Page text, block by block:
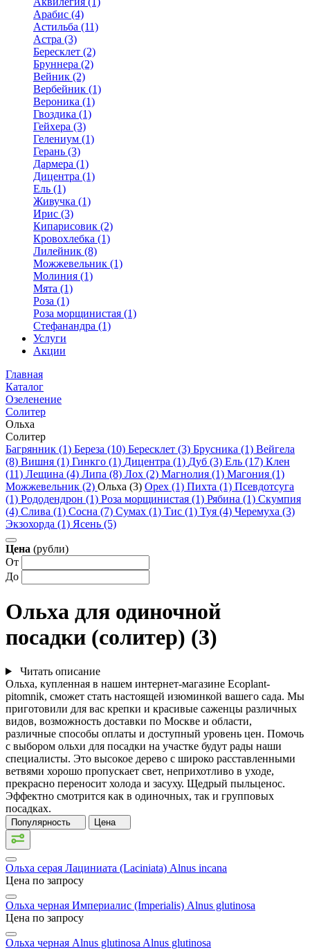
Арабис (4)
Астильба (11)
Астра (3)
Бересклет (2)
Бруннера (2)
Вейник (2)
Вербейник (1)
Вероника (1)
Гвоздика (1)
Гейхера (3)
Гелениум (1)
Герань (3)
Дармера (1)
Дицентра (1)
Ель (1)
Живучка (1)
Ирис (3)
Кипарисовик (2)
Кровохлебка (1)
Лилейник (8)
Можжевельник (1)
Молиния (1)
Мята (1)
Роза (1)
Роза морщинистая (1)
Стефанандра (1)
Услуги
Акции
Главная
Каталог
Озеленение
Солитер
Ольха
Солитер
Багрянник (1) Береза (10) Бересклет (3) Брусника (1) Вейгела
(8) Вишня (1) Гинкго (1) Дицентра (1) Дуб (3) Ель (17) Клен
(11) Лещина (4) Липа (8) Лох (2) Магнолия (1) Магония (1)
Можжевельник (2) Ольха (3) Орех (1) Пихта (1) Псевдотсуга
(1) Рододендрон (1) Роза морщинистая (1) Рябина (1) Скумпия
(4) Слива (1) Сосна (7) Сумах (1) Тис (1) Туя (4) Черемуха (3)
Экзохорда (1) Ясень (5)
Цена (рубли)
От
До
Ольха для одиночной
посадки (солитер) (3)
Читать описание
Ольха, купленная в нашем интернет-магазине Ecoplant-
pitomnik, сможет стать настоящей изюминкой вашего сада. Мы
приготовили для вас крепки и красивые саженцы различных
видов, возможность доставки по Москве и области,
различные способы оплаты и доступный уровень цен. Помочь
с выбором ольхи для посадки на участке будут рады наши
специалисты. Это высокое дерево с широко расставленными
ветвями хорошо пропускает свет, неприхотливо в уходе,
прекрасно переносит холода и засуху. Щедрый пыльценос.
Эффектно смотрится как в одиночных, так и групповых
посадках.
Популярность Цена
Ольха серая Лациниата (Laciniata) Alnus incana
Цена по запросу
Ольха черная Империалис (Imperialis) Alnus glutinosa
Цена по запросу
Ольха черная Alnus glutinosa Alnus glutinosa